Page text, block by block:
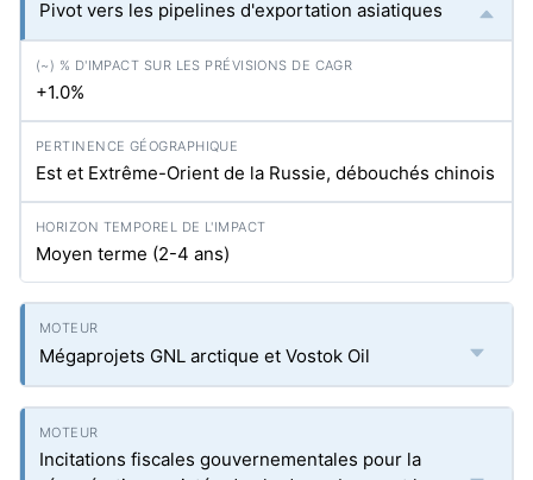
Pivot vers les pipelines d'exportation asiatiques
+1.0%
Est et Extrême-Orient de la Russie, débouchés chinois
Moyen terme (2-4 ans)
Mégaprojets GNL arctique et Vostok Oil
Incitations fiscales gouvernementales pour la